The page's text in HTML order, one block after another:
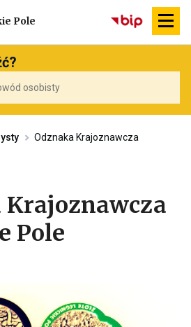
Pole
Odznaka Krajoznawcza
Krajoznawcza
Pole